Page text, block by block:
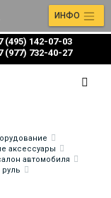
(495) 142-07-03
(977) 732-40-27
ИНФО
аксессуары
автомобиля